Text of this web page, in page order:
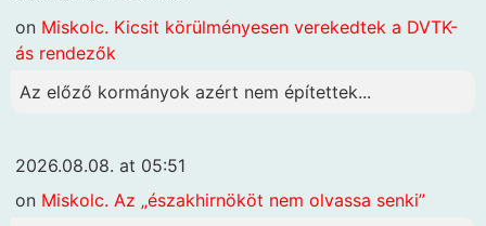
on Miskolc. Kicsit körülményesen verekedtek a DVTK-
ás rendezők
Az előző kormányok azért nem építettek...
2026.08.08. at 05:51
on Miskolc. Az „északhirnököt nem olvassa senki”